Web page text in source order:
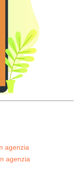
agenzia
agenzia